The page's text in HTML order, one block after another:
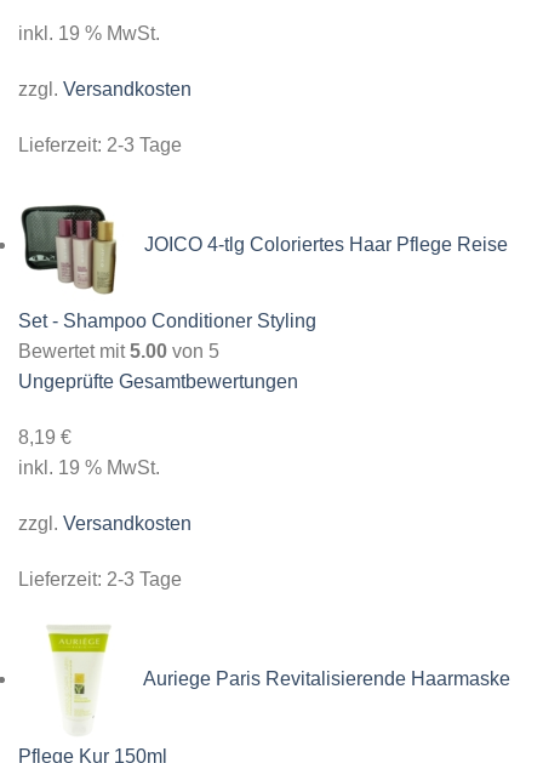
inkl. 19 % MwSt.
zzgl. Versandkosten
Lieferzeit: 2-3 Tage
JOICO 4-tlg Coloriertes Haar Pflege Reise
Set - Shampoo Conditioner Styling
Bewertet mit5.00 von 5
Ungeprüfte Gesamtbewertungen
8,19 €
inkl. 19 % MwSt.
zzgl. Versandkosten
Lieferzeit: 2-3 Tage
Auriege Paris Revitalisierende Haarmaske
Pflege Kur 150ml